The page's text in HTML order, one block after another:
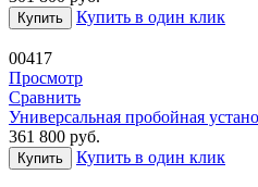
Купить Купить в один клик
00417
Просмотр
Сравнить
Универсальная пробойная
361 800 руб.
Купить Купить в один клик